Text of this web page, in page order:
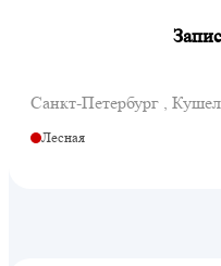
Санкт-Петербург ,
Лесная